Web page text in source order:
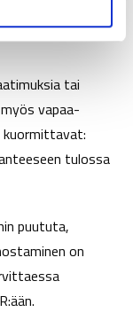
voimakas
tai
vapaa-
kuormittavat:
tulossa
puututa,
on